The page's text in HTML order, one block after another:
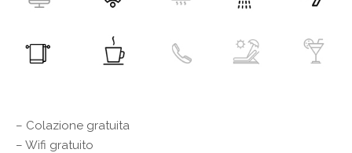
– Colazione gratuita
– Wifi gratuito